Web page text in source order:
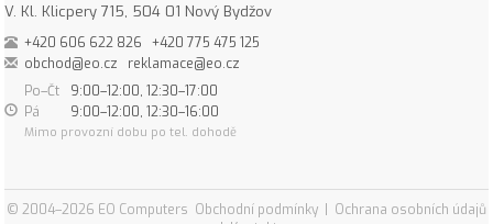
V. Kl. Klicpery 715, 504 01 Nový Bydžov
+420 606 622 826
+420 775 475 125
obchod@eo.cz
reklamace@eo.cz
Po–Čt
9:00–12:00, 12:30–17:00
Pá
9:00–12:00, 12:30–16:00
Mimo provozní dobu po tel. dohodě
© 2004–2026 EO Computers Obchodní podmínky
Ochrana osobních údajů